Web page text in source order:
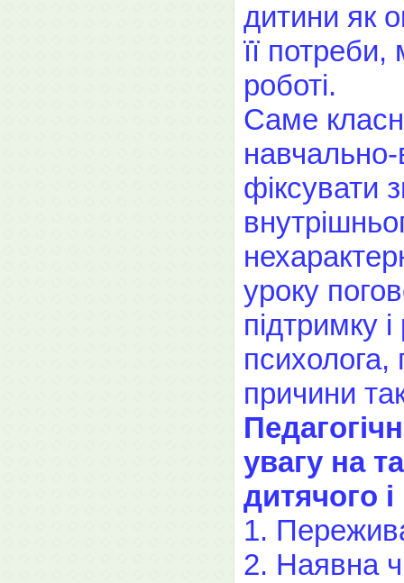
дитини як
її потреби,
роботі.
Саме
фіксувати
уроку
підтримку
психолога,
причини
увагу на
дитячого і
1.
2. Наявна